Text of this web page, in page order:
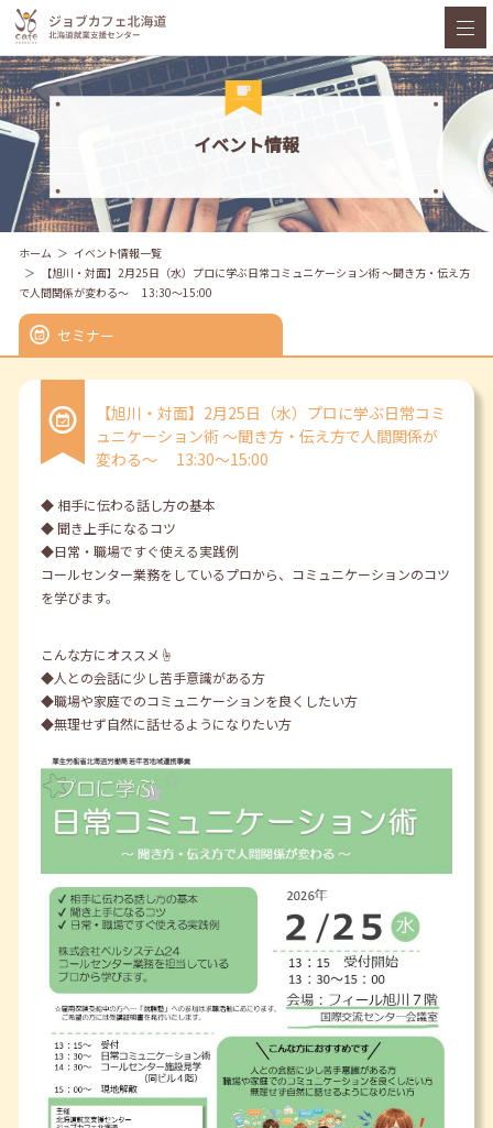
イベント情報
ホーム
イベント情報一覧
【旭川・対面】2月25日（水）プロに学ぶ日常コミュニケーション術 ～聞き方・伝え方
で人間関係が変わる～ 13:30～15:00
セミナー
【旭川・対面】2月25日（水）プロに学ぶ日常コミ
ュニケーション術 ～聞き方・伝え方で人間関係が
変わる～ 13:30～15:00
◆ 相手に伝わる話し方の基本
◆ 聞き上手になるコツ
◆日常・職場ですぐ使える実践例
コールセンター業務をしているプロから、コミュニケーションのコツ
を学びます。
こんな方にオススメ☝️
◆人との会話に少し苦手意識がある方
◆職場や家庭でのコミュニケーションを良くしたい方
◆無理せず自然に話せるようになりたい方